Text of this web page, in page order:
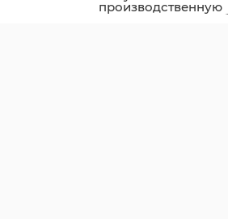
производственную
площадку